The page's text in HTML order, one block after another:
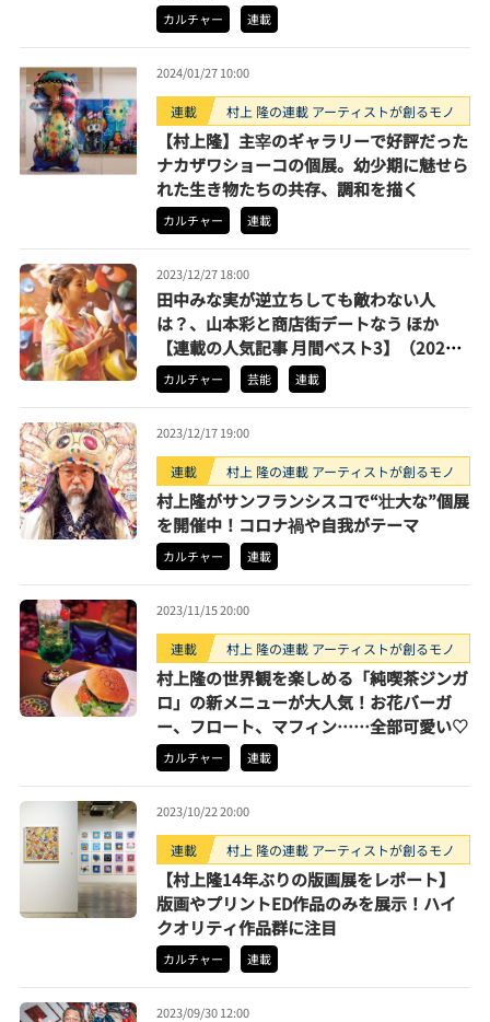
カルチャー 連載
2024/01/27 10:00
連載 村上 隆の連載 アーティストが創るモノ
【村上隆】主宰のギャラリーで好評だった
ナカザワショーコの個展。幼少期に魅せら
れた生き物たちの共存、調和を描く
カルチャー 連載
2023/12/27 18:00
田中みな実が逆立ちしても敵わない人
は？、山本彩と商店街デートなう ほか
【連載の人気記事 月間ベスト3】（2023
年11月）
カルチャー 芸能 連載
2023/12/17 19:00
連載 村上 隆の連載 アーティストが創るモノ
村上隆がサンフランシスコで“壮大な”個展
を開催中！コロナ禍や自我がテーマ
カルチャー 連載
2023/11/15 20:00
連載 村上 隆の連載 アーティストが創るモノ
村上隆の世界観を楽しめる「純喫茶ジンガ
ロ」の新メニューが大人気！お花バーガ
ー、フロート、マフィン……全部可愛い♡
カルチャー 連載
2023/10/22 20:00
連載 村上 隆の連載 アーティストが創るモノ
【村上隆14年ぶりの版画展をレポート】
版画やプリントED作品のみを展示！ハイ
クオリティ作品群に注目
カルチャー 連載
2023/09/30 12:00